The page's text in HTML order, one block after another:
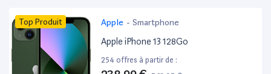
Top Produit Apple - Smartphone
Apple iPhone 13 128Go
254 offres à partir de :